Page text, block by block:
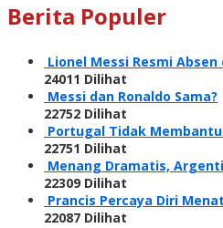
Berita Populer
Lionel Messi Resmi
24011 Dilihat
Messi dan Ronaldo Sama?
22752 Dilihat
Portugal Tidak
22751 Dilihat
Menang Dramatis,
22309 Dilihat
Prancis Percaya Diri
22087 Dilihat